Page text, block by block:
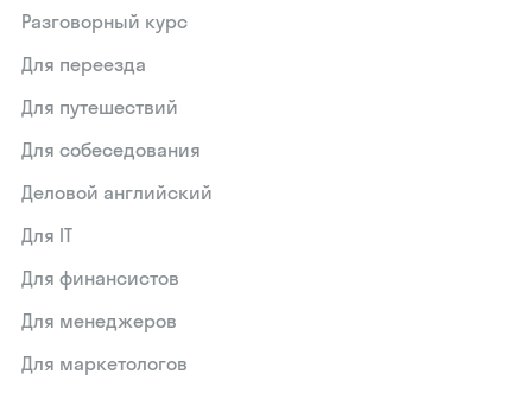
Разговорный курс
Для переезда
Для путешествий
Для собеседования
Деловой английский
Для IT
Для финансистов
Для менеджеров
Для маркетологов